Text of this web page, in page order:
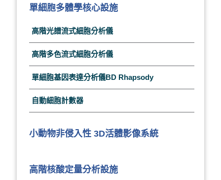
單細胞多體學核心設施
高階光譜流式細胞分析儀
高階多色流式細胞分析儀
單細胞基因表達分析儀BD Rhapsody
自動細胞計數器
小動物非侵入性 3D活體影像系統
高階核酸定量分析設施